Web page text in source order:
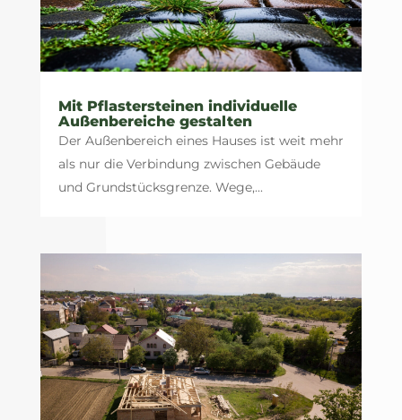
Mit Pflastersteinen individuelle
Außenbereiche gestalten
Der Außenbereich eines Hauses ist weit mehr
als nur die Verbindung zwischen Gebäude
und Grundstücksgrenze. Wege,...